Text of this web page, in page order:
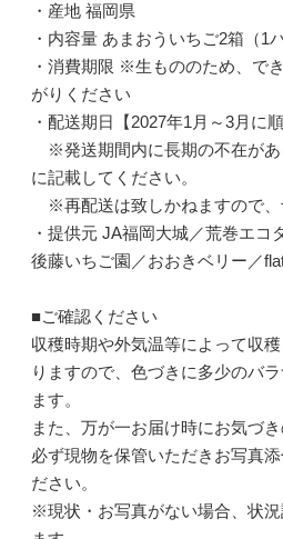
・産地 福岡県
・内容量 あまおういちご2箱（1
・消費期限 ※生もののため、で
がりください
・配送期日【2027年1月～3月に
※発送期間内に長期の不在があ
に記載してください。
※再配送は致しかねますので、
・提供元 JA福岡大城／荒巻エコ
後藤いちご園／おおきベリー／
■ご確認ください
収穫時期や外気温等によって収
りますので、色づきに多少のバ
ます。
また、万が一お届け時にお気づ
必ず現物を保管いただきお写真
ださい。
※現状・お写真がない場合、状